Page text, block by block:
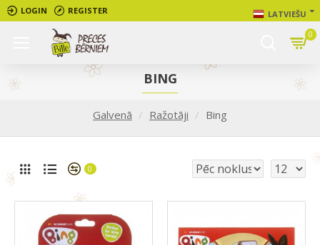
LOGIN REGISTER LATVIEŠU
0
Galvenā Ražotāji Bing
BING
0